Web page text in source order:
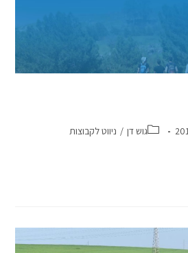
גוש דן / ניווט לקבוצות